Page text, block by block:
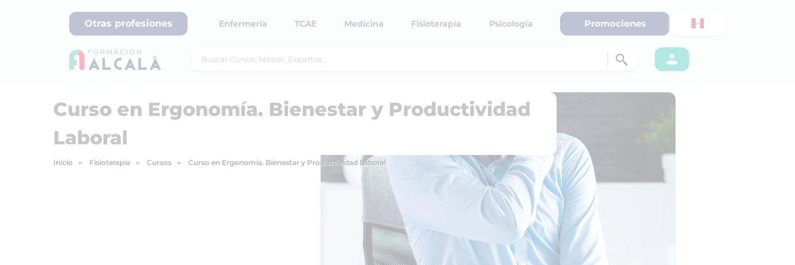
Otras profesiones Enfermería TCAE Medicina Fisioterapia Psicología Promociones
Curso en Ergonomía. Bienestar y Productividad
Laboral
Inicio Fisioterapia Cursos Curso en Ergonomía. Bienestar y Productividad Laboral